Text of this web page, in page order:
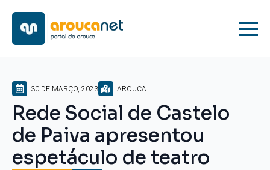
30 DE MARÇO, 2023 AROUCA
Rede Social de Castelo
de Paiva apresentou
espetáculo de teatro